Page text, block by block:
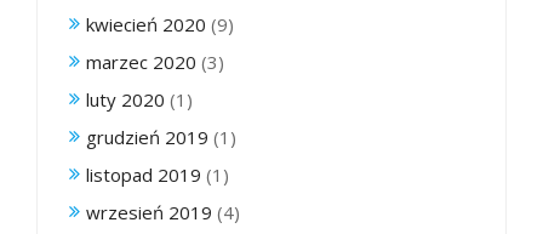
kwiecień 2020 (9)
marzec 2020 (3)
luty 2020 (1)
grudzień 2019 (1)
listopad 2019 (1)
wrzesień 2019 (4)